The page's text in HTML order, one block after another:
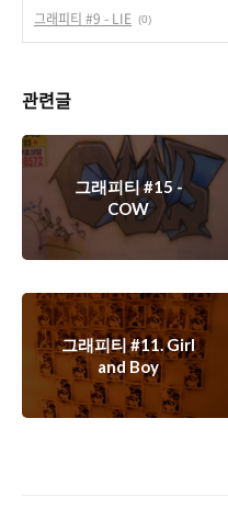
그래피티 #9 - LIE (0)
관련글
그래피티 #15 -
COW
그래피티 #11. Girl
and Boy